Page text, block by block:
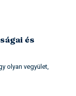
és
olyan vegyület,